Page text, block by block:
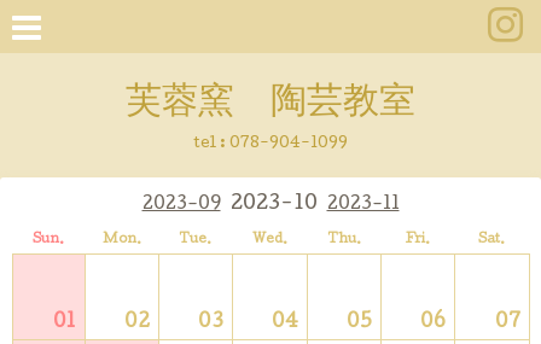
芙蓉窯 陶芸教室
tel : 078-904-1099
2023-092023-10 2023-11
Sun. Mon. Tue. Wed. Thu. Fri. Sat.
01 02 03 04 05 06 07